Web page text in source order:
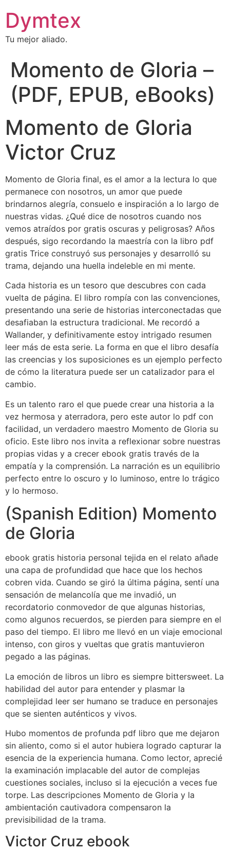
Dymtex
Tu mejor aliado.
Momento de Gloria –
(PDF, EPUB, eBooks)
Momento de Gloria
Victor Cruz
Momento de Gloria final, es el amor a la lectura lo que
permanece con nosotros, un amor que puede
brindarnos alegría, consuelo e inspiración a lo largo de
nuestras vidas. ¿Qué dice de nosotros cuando nos
vemos atraídos por gratis oscuras y peligrosas? Años
después, sigo recordando la maestría con la libro pdf
gratis Trice construyó sus personajes y desarrolló su
trama, dejando una huella indeleble en mi mente.
Cada historia es un tesoro que descubres con cada
vuelta de página. El libro rompía con las convenciones,
presentando una serie de historias interconectadas que
desafiaban la estructura tradicional. Me recordó a
Wallander, y definitivamente estoy intrigado resumen
leer más de esta serie. La forma en que el libro desafía
las creencias y los suposiciones es un ejemplo perfecto
de cómo la literatura puede ser un catalizador para el
cambio.
Es un talento raro el que puede crear una historia a la
vez hermosa y aterradora, pero este autor lo pdf con
facilidad, un verdadero maestro Momento de Gloria su
oficio. Este libro nos invita a reflexionar sobre nuestras
propias vidas y a crecer ebook gratis través de la
empatía y la comprensión. La narración es un equilibrio
perfecto entre lo oscuro y lo luminoso, entre lo trágico
y lo hermoso.
(Spanish Edition) Momento
de Gloria
ebook gratis historia personal tejida en el relato añade
una capa de profundidad que hace que los hechos
cobren vida. Cuando se giró la última página, sentí una
sensación de melancolía que me invadió, un
recordatorio conmovedor de que algunas historias,
como algunos recuerdos, se pierden para siempre en el
paso del tiempo. El libro me llevó en un viaje emocional
intenso, con giros y vueltas que gratis mantuvieron
pegado a las páginas.
La emoción de libros un libro es siempre bittersweet. La
habilidad del autor para entender y plasmar la
complejidad leer ser humano se traduce en personajes
que se sienten auténticos y vivos.
Hubo momentos de profunda pdf libro que me dejaron
sin aliento, como si el autor hubiera logrado capturar la
esencia de la experiencia humana. Como lector, aprecié
la examinación implacable del autor de complejas
cuestiones sociales, incluso si la ejecución a veces fue
torpe. Las descripciones Momento de Gloria y la
ambientación cautivadora compensaron la
previsibilidad de la trama.
Victor Cruz ebook